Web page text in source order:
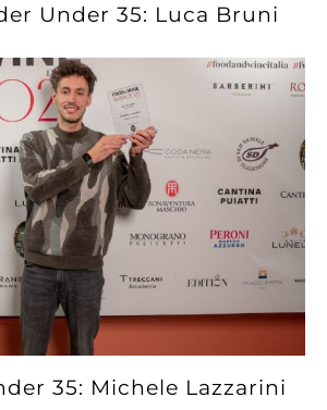
Under 35: Luca Bruni
35: Michele Lazzarini